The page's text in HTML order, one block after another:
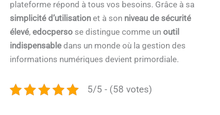
plateforme répond à tous vos besoins. Grâce à sa
simplicité d’utilisation et à son niveau de sécurité
élevé, edocperso se distingue comme un outil
indispensable dans un monde où la gestion des
informations numériques devient primordiale.
5/5 - (58 votes)